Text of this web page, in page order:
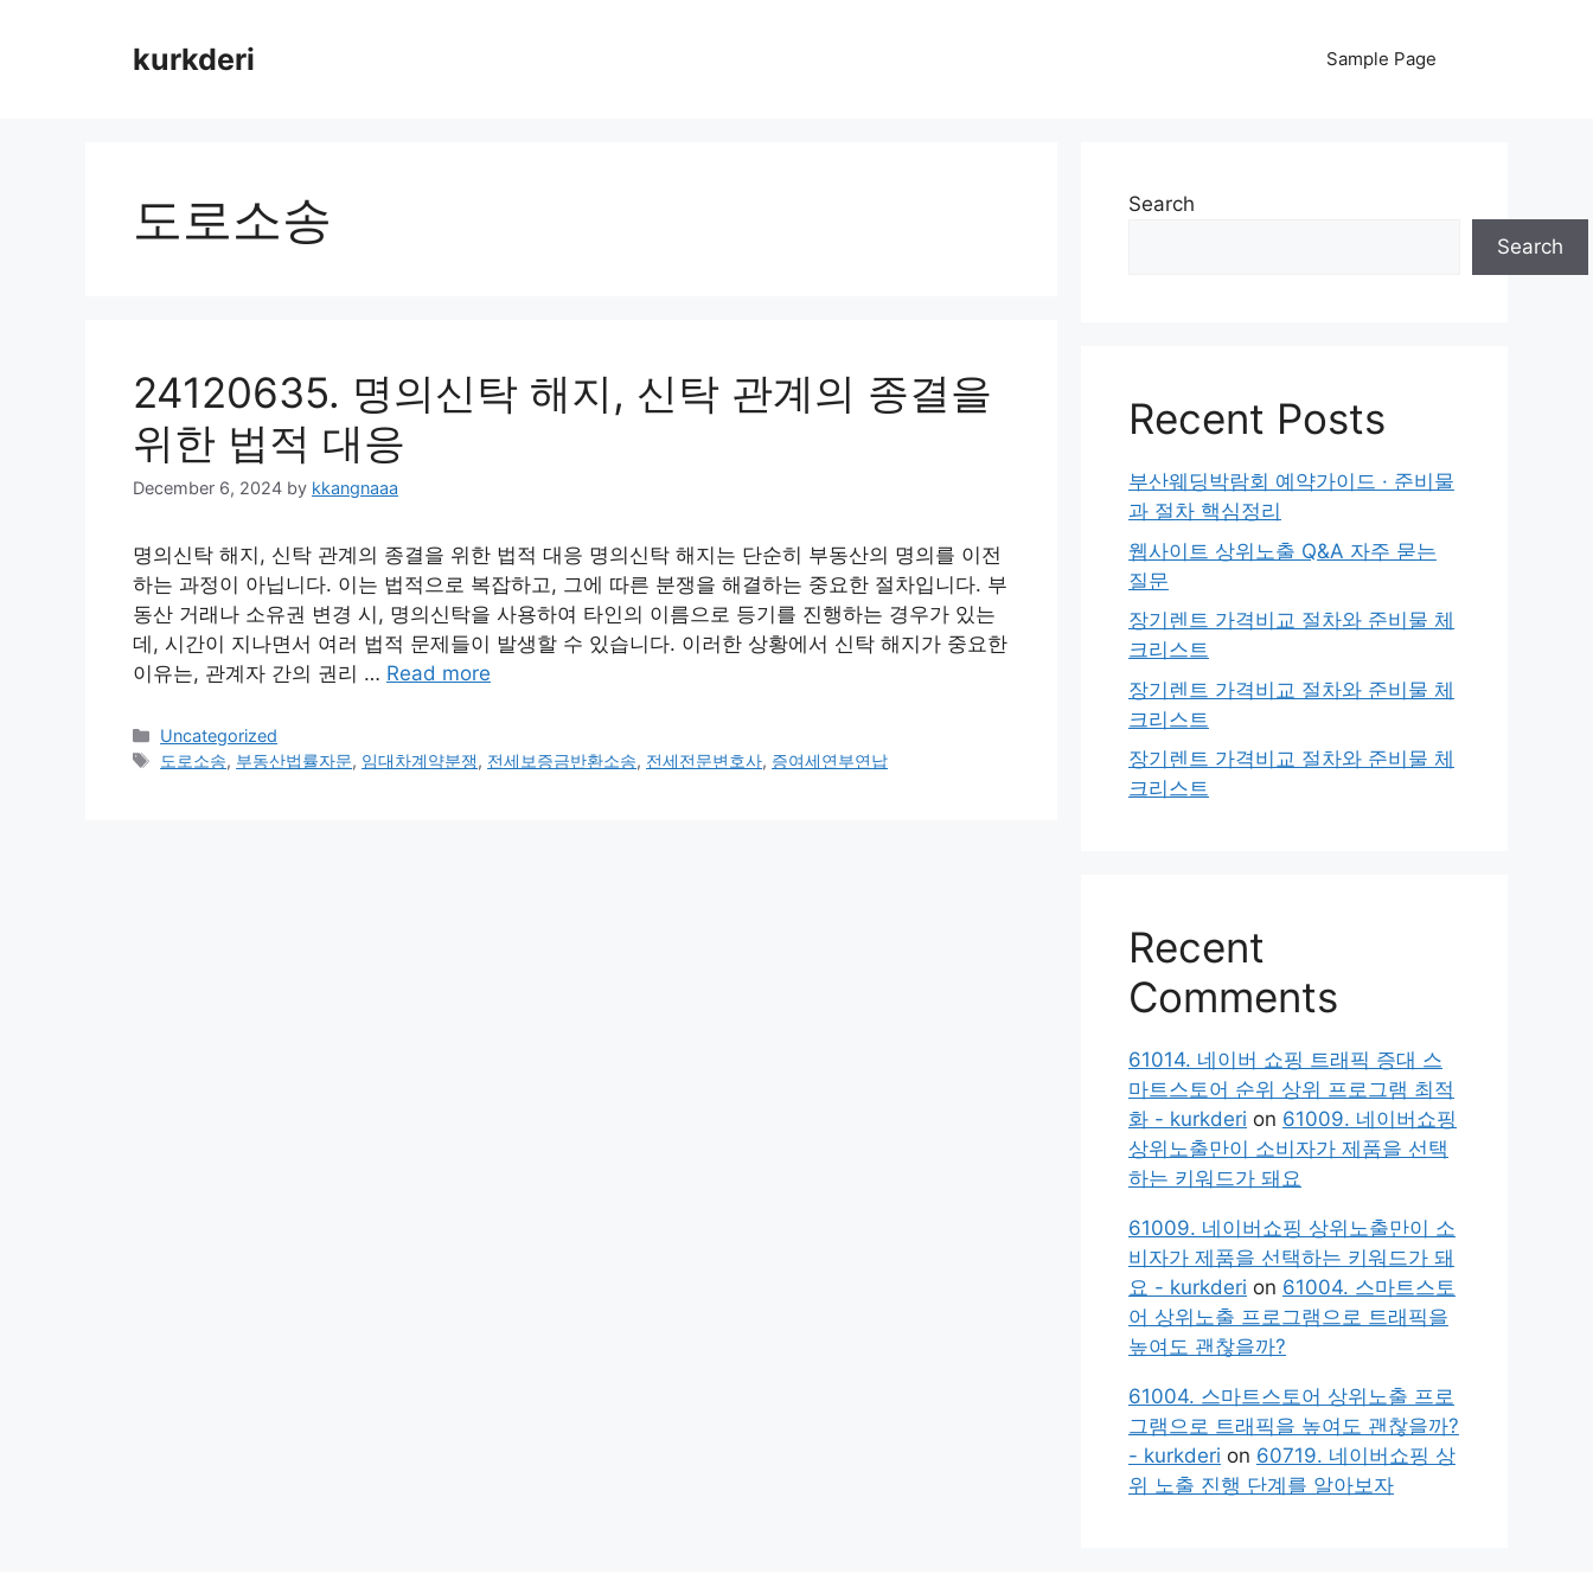
kurkderi Sample Page
도로소송
24120635. 명의신탁 해지, 신탁 관계의 종결을
위한 법적 대응
December 6, 2024 by kkangnaaa
명의신탁 해지, 신탁 관계의 종결을 위한 법적 대응 명의신탁 해지는 단순히 부동산의 명의를 이전
하는 과정이 아닙니다. 이는 법적으로 복잡하고, 그에 따른 분쟁을 해결하는 중요한 절차입니다. 부
동산 거래나 소유권 변경 시, 명의신탁을 사용하여 타인의 이름으로 등기를 진행하는 경우가 있는
데, 시간이 지나면서 여러 법적 문제들이 발생할 수 있습니다. 이러한 상황에서 신탁 해지가 중요한
이유는, 관계자 간의 권리 … Read more
Categories
Uncategorized
Tags
도로소송, 부동산법률자문, 임대차계약분쟁, 전세보증금반환소송, 전세전문변호사, 증여세연부연납
Search
Search
Recent Posts
부산웨딩박람회 예약가이드 · 준비물
과 절차 핵심정리
웹사이트 상위노출 Q&A 자주 묻는
질문
장기렌트 가격비교 절차와 준비물 체
크리스트
장기렌트 가격비교 절차와 준비물 체
크리스트
장기렌트 가격비교 절차와 준비물 체
크리스트
Recent
Comments
61014. 네이버 쇼핑 트래픽 증대 스
마트스토어 순위 상위 프로그램 최적
화 - kurkderi on 61009. 네이버쇼핑
상위노출만이 소비자가 제품을 선택
하는 키워드가 돼요
61009. 네이버쇼핑 상위노출만이 소
비자가 제품을 선택하는 키워드가 돼
요 - kurkderi on 61004. 스마트스토
어 상위노출 프로그램으로 트래픽을
높여도 괜찮을까?
61004. 스마트스토어 상위노출 프로
그램으로 트래픽을 높여도 괜찮을까?
- kurkderi on 60719. 네이버쇼핑 상
위 노출 진행 단계를 알아보자